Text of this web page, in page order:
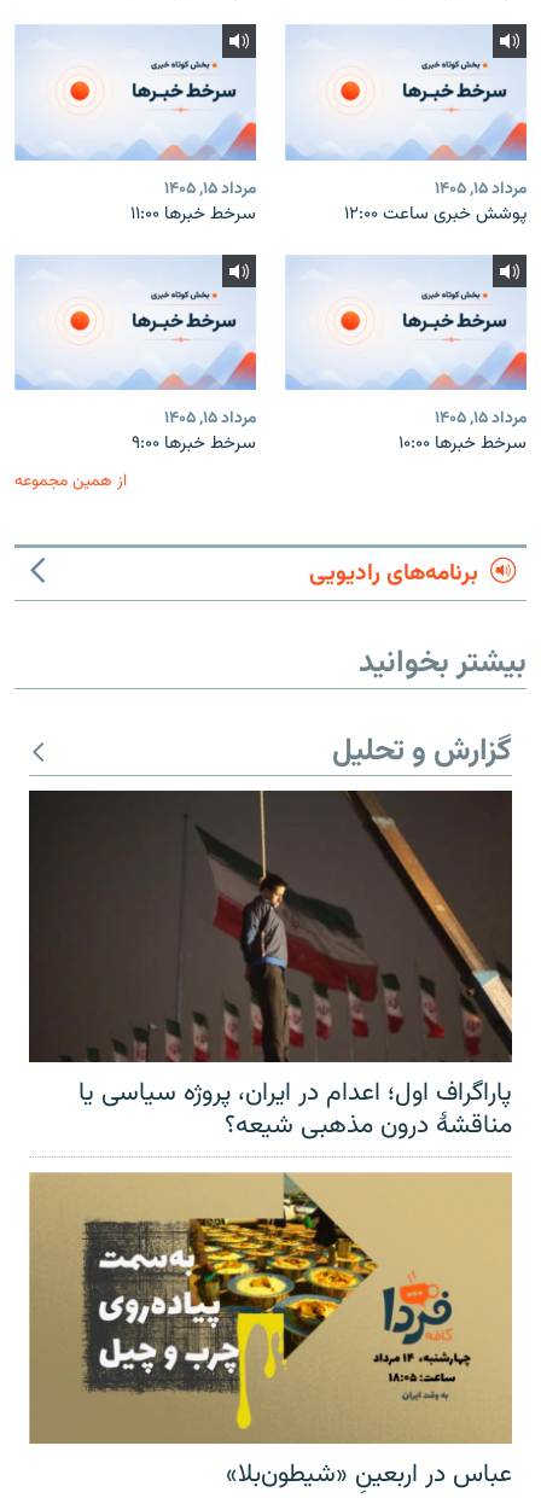
مرداد ۱۵, ۱۴۰۵
پوشش خبری ساعت ۱۲:۰۰
مرداد ۱۵, ۱۴۰۵
سرخط خبرها ۱۱:۰۰
مرداد ۱۵, ۱۴۰۵
سرخط خبرها ۱۰:۰۰
مرداد ۱۵, ۱۴۰۵
سرخط خبرها ۹:۰۰
از همین مجموعه
برنامه‌های رادیویی
بیشتر بخوانید
گزارش و تحلیل
پاراگراف اول؛ اعدام در ایران، پروژه سیاسی یا
مناقشهٔ درون مذهبی شیعه؟
عباس در اربعینِ «شیطون‌بلا»